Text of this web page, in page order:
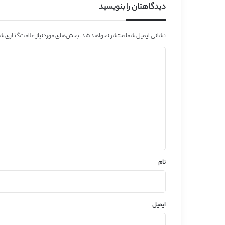
دیدگاهتان را بنویسید
نشانی ایمیل شما منتشر نخواهد شد.بخش‌های موردنیاز علامت‌گذاری
نام
ایمیل